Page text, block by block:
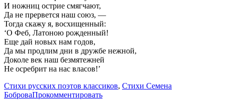
И ножниц острие смягчают,
Да не прервется наш союз, —
Тогда скажу я, восхищенный:
‘О Феб, Латоною рожденный!
Еще дай новых нам годов,
Да мы продлим дни в дружбе нежной,
Доколе век наш безмятежней
Не осребрит на нас власов!’
Стихи русских поэтов классиков, Стихи Семена
БоброваПрокомментировать